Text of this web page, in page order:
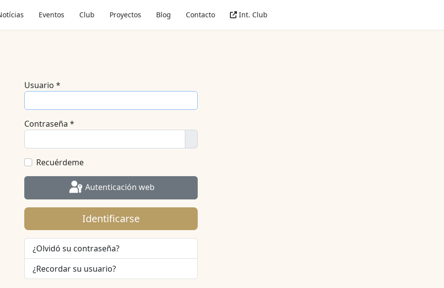
Eventos Club Proyectos Blog Contacto Int. Club
Usuario *
Contraseña *
Mostrar contraseña
Recuérdeme
Autenticación web
Identificarse
¿Olvidó su contraseña?
¿Recordar su usuario?